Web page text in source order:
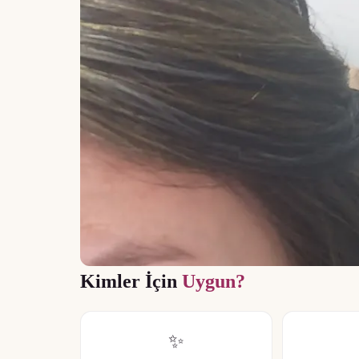
Kimler İçin Uygun?
✨